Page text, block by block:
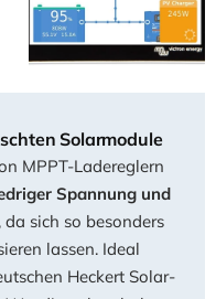
Solarmodule
MPPT-Ladereglern
Spannung und
, da sich so besonders
lassen. Ideal
Heckert Solar-